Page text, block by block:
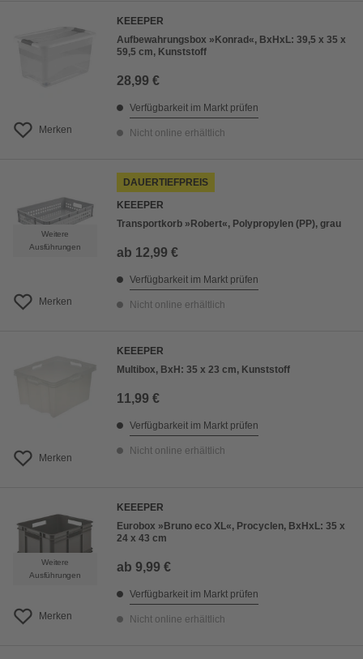
Merken
KEEEPER
Aufbewahrungsbox »Konrad«, BxHxL: 39,5 x 35 x
59,5 cm, Kunststoff
28,99 €
Verfügbarkeit im Markt prüfen
Nicht online erhältlich
Weitere
Ausführungen
Merken
DAUERTIEFPREIS
KEEEPER
Transportkorb »Robert«, Polypropylen (PP), grau
ab 12,99 €
Verfügbarkeit im Markt prüfen
Nicht online erhältlich
Merken
KEEEPER
Multibox, BxH: 35 x 23 cm, Kunststoff
11,99 €
Verfügbarkeit im Markt prüfen
Nicht online erhältlich
Weitere
Ausführungen
Merken
KEEEPER
Eurobox »Bruno eco XL«, Procyclen, BxHxL: 35 x
24 x 43 cm
ab 9,99 €
Verfügbarkeit im Markt prüfen
Nicht online erhältlich